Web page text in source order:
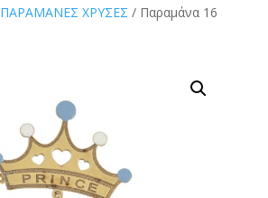
ΠΑΡΑΜΑΝΕΣ ΧΡΥΣΕΣ / Παραμάνα 16